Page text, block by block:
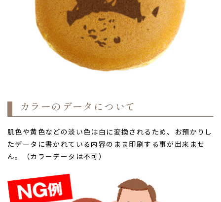
カラーのデータについて
肌色や黄色などの淡い色は白に変換されるため、お預かりし
たデータに書かれている内容のまま印刷する事が出来ませ
ん。（カラーデータは不可）